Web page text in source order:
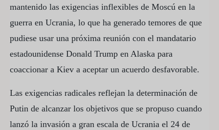
mantenido las exigencias inflexibles de Moscú en la
guerra en Ucrania, lo que ha generado temores de que
pudiese usar una próxima reunión con el mandatario
estadounidense Donald Trump en Alaska para
coaccionar a Kiev a aceptar un acuerdo desfavorable.
Las exigencias radicales reflejan la determinación de
Putin de alcanzar los objetivos que se propuso cuando
lanzó la invasión a gran escala de Ucrania el 24 de